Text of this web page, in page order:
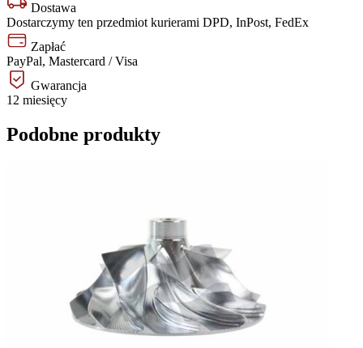
Dostawa
Dostarczymy ten przedmiot kurierami DPD, InPost, FedEx
Zapłać
PayPal, Mastercard / Visa
Gwarancja
12 miesięcy
Podobne produkty